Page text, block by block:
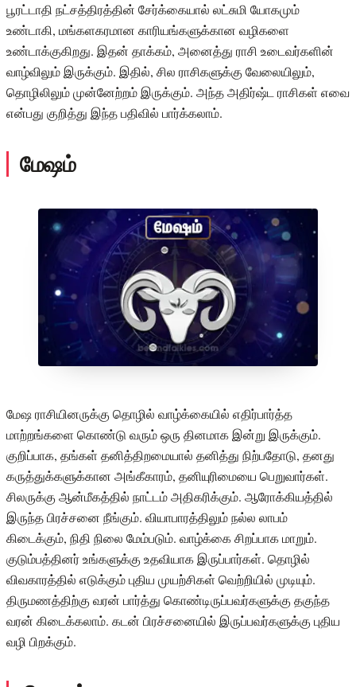
பூரட்டாதி நட்சத்திரத்தின் சேர்க்கையால் லட்சுமி யோகமும்
உண்டாகி, மங்களகரமான காரியங்களுக்கான வழிகளை
உண்டாக்குகிறது. இதன் தாக்கம், அனைத்து ராசி உடைவர்களின்
வாழ்விலும் இருக்கும். இதில், சில ராசிகளுக்கு வேலையிலும்,
தொழிலிலும் முன்னேற்றம் இருக்கும். அந்த அதிர்ஷ்ட ராசிகள் எவை
என்பது குறித்து இந்த பதிவில் பார்க்கலாம்.
மேஷம்
மேஷ ராசியினருக்கு தொழில் வாழ்க்கையில் எதிர்பார்த்த
மாற்றங்களை கொண்டு வரும் ஒரு தினமாக இன்று இருக்கும்.
குறிப்பாக, தங்கள் தனித்திறமையால் தனித்து நிற்பதோடு, தனது
கருத்துக்களுக்கான அங்கீகாரம், தனியுரிமையை பெறுவார்கள்.
சிலருக்கு ஆன்மீகத்தில் நாட்டம் அதிகரிக்கும். ஆரோக்கியத்தில்
இருந்த பிரச்சனை நீங்கும். வியாபாரத்திலும் நல்ல லாபம்
கிடைக்கும், நிதி நிலை மேம்படும். வாழ்க்கை சிறப்பாக மாறும்.
குடும்பத்தினர் உங்களுக்கு உதவியாக இருப்பார்கள். தொழில்
விவகாரத்தில் எடுக்கும் புதிய முயற்சிகள் வெற்றியில் முடியும்.
திருமணத்திற்கு வரன் பார்த்து கொண்டிருப்பவர்களுக்கு தகுந்த
வரன் கிடைக்கலாம். கடன் பிரச்சனையில் இருப்பவர்களுக்கு புதிய
வழி பிறக்கும்.